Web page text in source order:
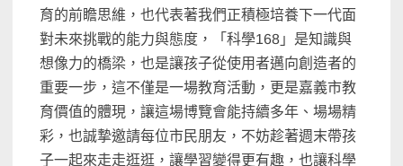
育的前瞻思維，也代表著我們正積極培養下一代面
對未來挑戰的能力與態度，「科學168」是知識與
想像力的橋梁，也是讓孩子從使用者邁向創造者的
重要一步，這不僅是一場教育活動，更是嘉義市教
育價值的體現，讓這場博覽會能持續多年、場場精
彩，也誠摯邀請每位市民朋友，不妨趁著週末帶孩
子一起來走走逛逛，讓學習變得更有趣，也讓科學